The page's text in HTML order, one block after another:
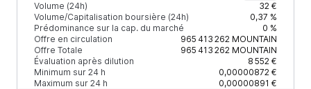
Volume (24h)
32 €
Volume/Capitalisation boursière (24h)
0,37 %
Prédominance sur la cap. du marché
0 %
Offre en circulation
965 413 262MOUNTAIN
Offre Totale
965 413 262MOUNTAIN
Évaluation après dilution
8 552 €
Minimum sur 24 h
0,00000872 €
Maximum sur 24 h
0,00000891 €